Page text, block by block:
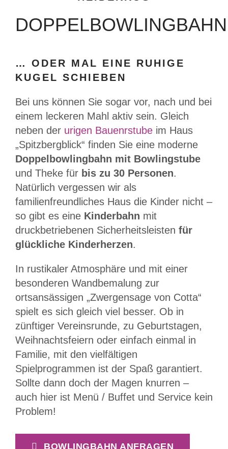
DOPPELBOWLINGBAHN
… ODER MAL EINE RUHIGE
KUGEL SCHIEBEN
Bei uns können Sie sogar vor, nach und bei
einem leckeren Mahl aktiv sein. Gleich
neben der urigen Bauenrstubeim Haus
„Spitzbergblick“ finden Sie eine moderne
Doppelbowlingbahn mit Bowlingstube
und Theke für bis zu 30 Personen.
Natürlich vergessen wir als
familienfreundliches Haus die Kinder nicht –
so gibt es eine Kinderbahn mit
druckbetriebenen Sicherheitsleisten für
glückliche Kinderherzen.
In rustikaler Atmosphäre und mit einer
besonderen Wandbemalung zur
ortsansässigen „Zwergensage von Cotta“
spielt es sich gleich viel besser. Ob in
zünftiger Vereinsrunde, zu Geburtstagen,
Weihnachtsfeiern oder einfach einmal in
Familie, mit den vielfältigen
Spielprogrammen ist der Spaß garantiert.
Sollte dann doch der Magen knurren –
auch hier ist Menü / Buffet und Service kein
Problem!
BOWLINGBAHN ANFRAGEN